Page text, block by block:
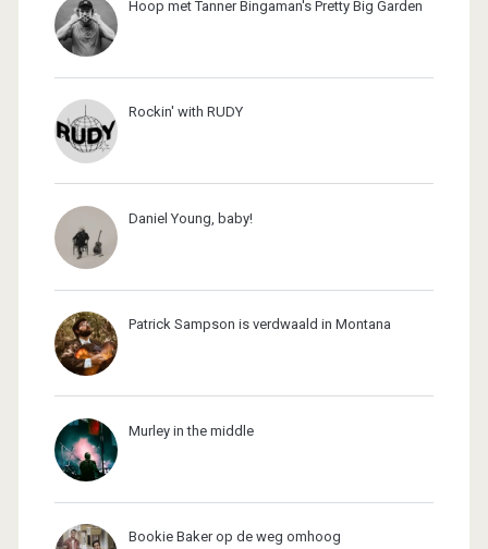
Hoop met Tanner Bingaman's Pretty Big Garden
Rockin' with RUDY
Daniel Young, baby!
Patrick Sampson is verdwaald in Montana
Murley in the middle
Bookie Baker op de weg omhoog